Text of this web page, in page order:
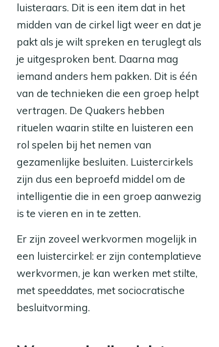
luisteraars. Dit is een item dat in het
midden van de cirkel ligt weer en dat je
pakt als je wilt spreken en teruglegt als
je uitgesproken bent. Daarna mag
iemand anders hem pakken. Dit is één
van de technieken die een groep helpt
vertragen. De Quakers hebben
rituelen waarin stilte en luisteren een
rol spelen bij het nemen van
gezamenlijke besluiten. Luistercirkels
zijn dus een beproefd middel om de
intelligentie die in een groep aanwezig
is te vieren en in te zetten.
Er zijn zoveel werkvormen mogelijk in
een luistercirkel: er zijn contemplatieve
werkvormen, je kan werken met stilte,
met speeddates, met sociocratische
besluitvorming.